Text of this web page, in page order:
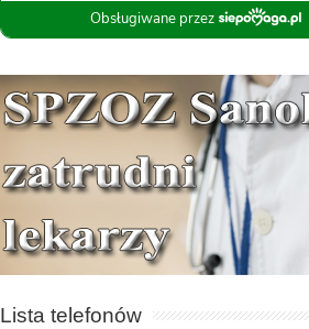
Lista telefonów